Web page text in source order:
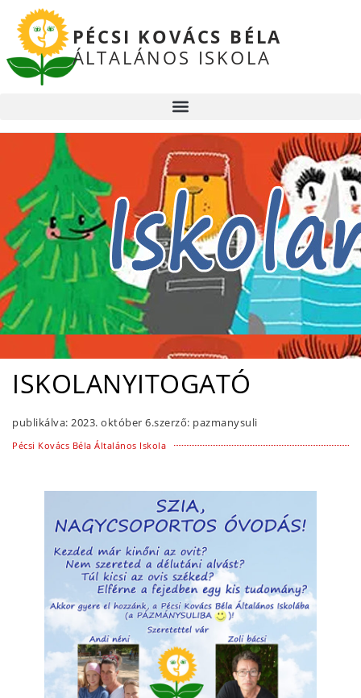
PÉCSI KOVÁCS BÉLA
ÁLTALÁNOS ISKOLA
ISKOLANYITOGATÓ
publikálva: 2023. október 6.szerző: pazmanysuli
Pécsi Kovács Béla Általános Iskola